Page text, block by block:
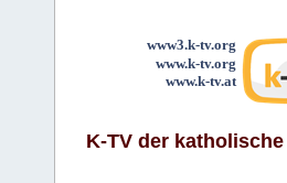
www3.k-tv.org
www.k-tv.org
www.k-tv.at
K-TV der